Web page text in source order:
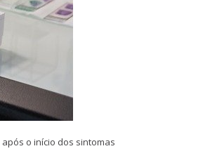
o início dos sintomas